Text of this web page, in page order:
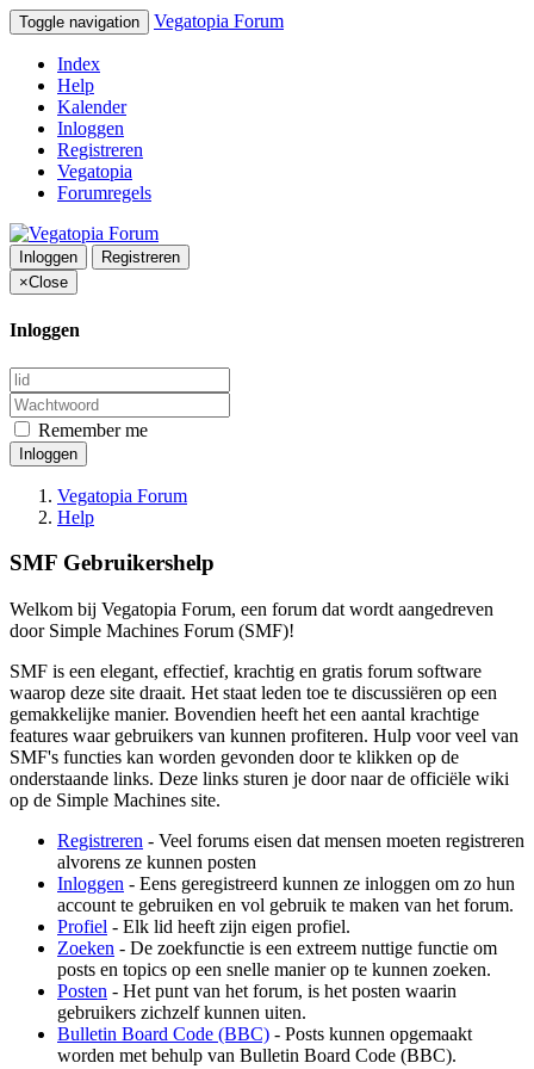
Toggle navigation Vegatopia Forum
Index
Help
Kalender
Inloggen
Registreren
Vegatopia
Forumregels
Inloggen
Registreren
×Close
Inloggen
Remember me
Inloggen
Vegatopia Forum
Help
SMF Gebruikershelp
Welkom bij Vegatopia Forum, een forum dat wordt aangedreven
door Simple Machines Forum (SMF)!
SMF is een elegant, effectief, krachtig en gratis forum software
waarop deze site draait. Het staat leden toe te discussiëren op een
gemakkelijke manier. Bovendien heeft het een aantal krachtige
features waar gebruikers van kunnen profiteren. Hulp voor veel van
SMF's functies kan worden gevonden door te klikken op de
onderstaande links. Deze links sturen je door naar de officiële wiki
op de Simple Machines site.
Registreren - Veel forums eisen dat mensen moeten registreren
alvorens ze kunnen posten
Inloggen - Eens geregistreerd kunnen ze inloggen om zo hun
account te gebruiken en vol gebruik te maken van het forum.
Profiel - Elk lid heeft zijn eigen profiel.
Zoeken - De zoekfunctie is een extreem nuttige functie om
posts en topics op een snelle manier op te kunnen zoeken.
Posten - Het punt van het forum, is het posten waarin
gebruikers zichzelf kunnen uiten.
Bulletin Board Code (BBC) - Posts kunnen opgemaakt
worden met behulp van Bulletin Board Code (BBC).